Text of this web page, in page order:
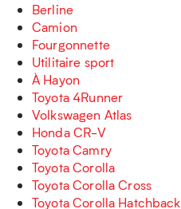
Berline
Camion
Fourgonnette
Utilitaire sport
À Hayon
Toyota 4Runner
Volkswagen Atlas
Honda CR-V
Toyota Camry
Toyota Corolla
Toyota Corolla Cross
Toyota Corolla Hatchback